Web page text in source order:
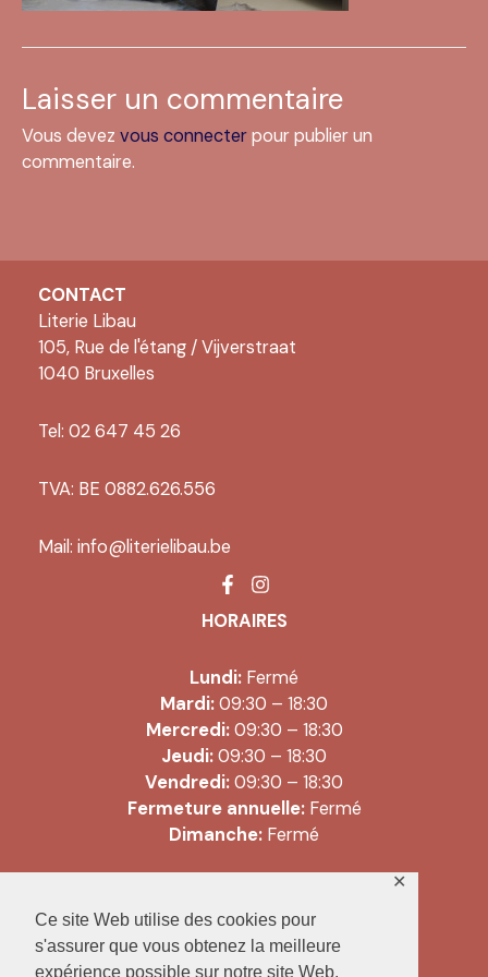
Ce site Web utilise des cookies pour
s'assurer que vous obtenez la meilleure
expérience possible sur notre site Web.
✕
Laisser un commentaire
Vous devez vous connecterpour publier un
commentaire.
CONTACT
Literie Libau
105, Rue de l'étang / Vijverstraat
1040 Bruxelles
Tel: 02 647 45 26
TVA: BE 0882.626.556
Mail: info@literielibau.be
HORAIRES
Lundi: Fermé
Mardi:09:30 – 18:30
Mercredi: 09:30 – 18:30
Jeudi:09:30 – 18:30
Vendredi:09:30 – 18:30
Fermeture annuelle: Fermé
Dimanche: Fermé
Conditions générales de vente